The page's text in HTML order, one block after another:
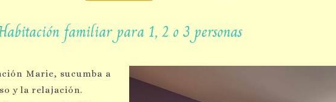
familiar para 1, 2 o 3 personas
Marie, sucumba a
y la relajación.